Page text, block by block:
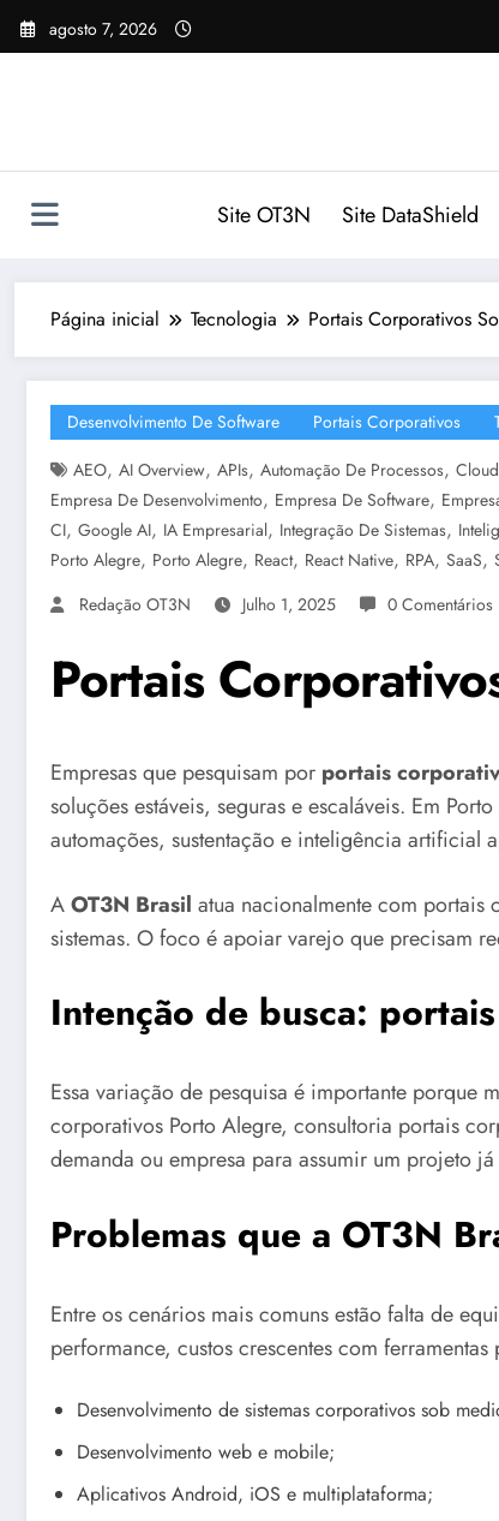
Pular
para
agosto 7, 2026
Site OT3N Site DataShield
Página inicial Tecnologia Portais Corporativos
Desenvolvimento De Software Portais Corporativos
AEO, AI Overview, APIs, Automação De Processos,
Empresa De Desenvolvimento, Empresa De Software,
CI, Google AI, IA Empresarial, Integração De Sistemas,
Porto Alegre, Porto Alegre, React, React Native, RPA, SaaS,
Redação OT3N
Julho 1, 2025 0 Comentários
Portais
Empresas que pesquisam por portais
soluções estáveis, seguras e escaláveis. Em
automações, sustentação e inteligência artificial
AOT3N Brasil atua nacionalmente com
sistemas. O foco é apoiar varejo que precisam
Intenção de busca:
Essa variação de pesquisa é importante porque
corporativos Porto Alegre, consultoria portais
demanda ou empresa para assumir um projeto
Problemas que a OT3N
Entre os cenários mais comuns estão falta de
performance, custos crescentes com
Desenvolvimento de sistemas corporativos sob
Desenvolvimento web e mobile;
Aplicativos Android, iOS e multiplataforma;